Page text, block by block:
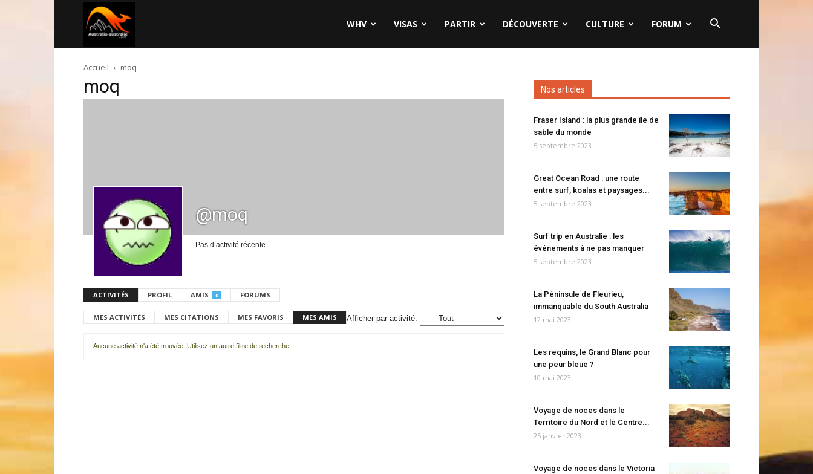
australie.com
WHV VISAS PARTIR DÉCOUVERTE CULTURE FORUM
Accueil moq
moq
@moq
Pas d’activité récente
ACTIVITÉS PROFIL AMIS 0 FORUMS
MES ACTIVITÉS MES CITATIONS MES FAVORIS MES AMIS Afficher par activité:
Aucune activité n'a été trouvée. Utilisez un autre filtre de recherche.
Nos articles
Fraser Island : la plus grande île de
sable du monde
5 septembre 2023
Great Ocean Road : une route
entre surf, koalas et paysages...
5 septembre 2023
Surf trip en Australie : les
événements à ne pas manquer
5 septembre 2023
La Péninsule de Fleurieu,
immanquable du South Australia
12 mai 2023
Les requins, le Grand Blanc pour
une peur bleue ?
10 mai 2023
Voyage de noces dans le
Territoire du Nord et le Centre...
25 janvier 2023
Voyage de noces dans le Victoria